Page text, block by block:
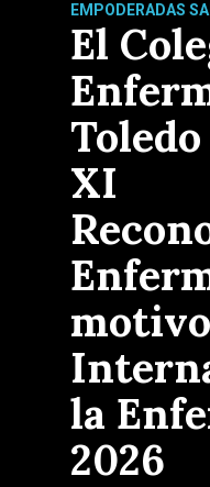
EMPODERADAS
El
XI
la
2026